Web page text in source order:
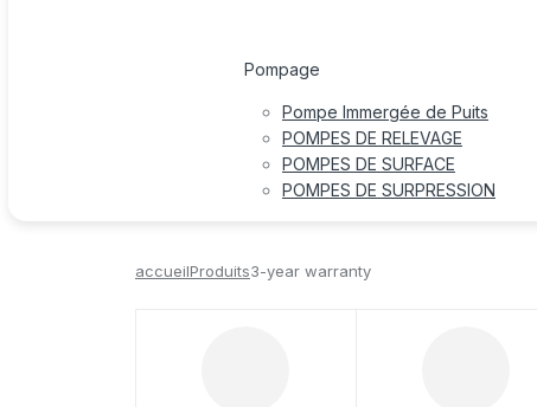
Pompage
Pompe Immergée de Puits
POMPES DE RELEVAGE
POMPES DE SURFACE
POMPES DE SURPRESSION
accueilProduits3-year warranty